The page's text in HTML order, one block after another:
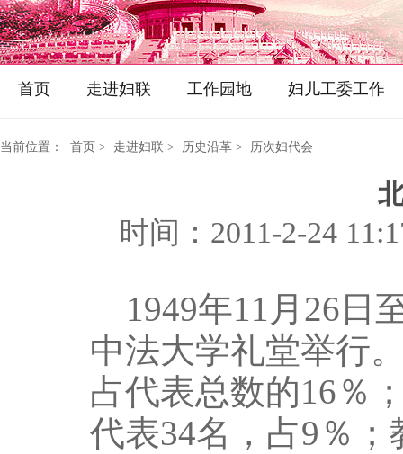
首页 走进妇联 工作园地 妇儿工委工作
当前位置： 首页 > 走进妇联 > 历史沿革 > 历次妇代会
时间：2011-2-24
1949年11月26日
中法大学礼堂举行
占代表总数的16％
代表34名，占9％